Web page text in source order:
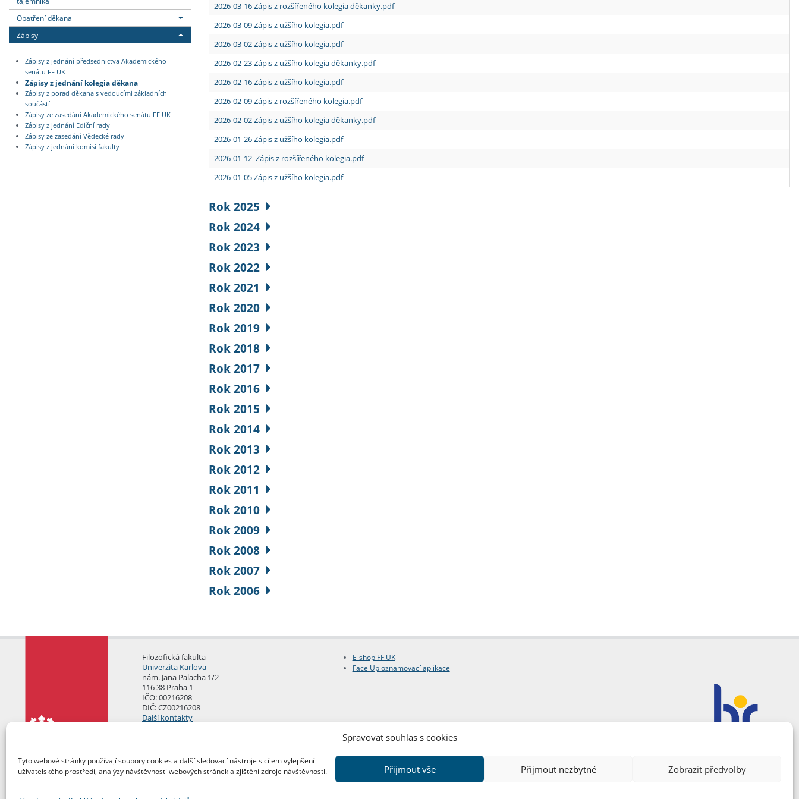
Spravovat souhlas s cookies
Tyto webové stránky používají soubory cookies a další sledovací nástroje s cílem vylepšení
uživatelského prostředí, analýzy návštěvnosti webových stránek a zjištění zdroje návštěvnosti.
Přijmout vše Přijmout nezbytné Zobrazit předvolby
Opatření děkana
Zápisy
Zápisy z jednání předsednictva Akademického
senátu FF UK
Zápisy z jednání kolegia děkana
Zápisy z porad děkana s vedoucími základních
součástí
Zápisy ze zasedání Akademického senátu FF UK
Zápisy z jednání Ediční rady
Zápisy ze zasedání Vědecké rady
Zápisy z jednání komisí fakulty
2026-03-16 Zápis z rozšířeného kolegia děkanky.pdf
2026-03-09 Zápis z užšího kolegia.pdf
2026-03-02 Zápis z užšího kolegia.pdf
2026-02-23 Zápis z užšího kolegia děkanky.pdf
2026-02-16 Zápis z užšího kolegia.pdf
2026-02-09 Zápis z rozšířeného kolegia.pdf
2026-02-02 Zápis z užšího kolegia děkanky.pdf
2026-01-26 Zápis z užšího kolegia.pdf
2026-01-12 Zápis z rozšířeného kolegia.pdf
2026-01-05 Zápis z užšího kolegia.pdf
Rok 2025
Rok 2024
Rok 2023
Rok 2022
Rok 2021
Rok 2020
Rok 2019
Rok 2018
Rok 2017
Rok 2016
Rok 2015
Rok 2014
Rok 2013
Rok 2012
Rok 2011
Rok 2010
Rok 2009
Rok 2008
Rok 2007
Rok 2006
Filozofická fakulta
Univerzita Karlova
nám. Jana Palacha 1/2
116 38 Praha 1
IČO: 00216208
DIČ: CZ00216208
Další kontakty
E-shop FF UK
Face Up oznamovací aplikace